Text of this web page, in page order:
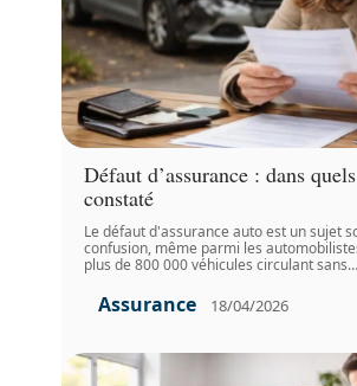
Défaut d’assurance : dans
constaté
Le défaut d'assurance auto est un sujet
confusion, même parmi les
plus de 800 000 véhicules circulant sans…
Assurance 18/04/2026